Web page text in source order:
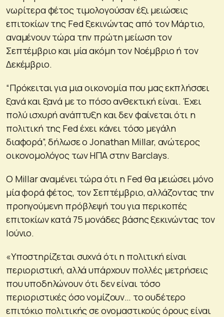
νωρίτερα φέτος τιμολογούσαν έξι μειώσεις
επιτοκίων της Fed ξεκινώντας από τον Μάρτιο,
αναμένουν τώρα την πρώτη μείωση τον
Σεπτέμβριο και μία ακόμη τον Νοέμβριο ή τον
Δεκέμβριο.
“Πρόκειται για μια οικονομία που μας εκπλήσσει
ξανά και ξανά με το πόσο ανθεκτική είναι. Έχει
πολύ ισχυρή ανάπτυξη και δεν φαίνεται ότι η
πολιτική της Fed έχει κάνει τόσο μεγάλη
διαφορά”, δήλωσε ο Jonathan Millar, ανώτερος
οικονομολόγος των ΗΠΑ στην Barclays.
Ο Millar αναμένει τώρα ότι η Fed θα μειώσει μόνο
μία φορά φέτος, τον Σεπτέμβριο, αλλάζοντας την
προηγούμενη πρόβλεψή του για περικοπές
επιτοκίων κατά 75 μονάδες βάσης ξεκινώντας τον
Ιούνιο.
«Υποστηρίζεται συχνά ότι η πολιτική είναι
περιοριστική, αλλά υπάρχουν πολλές μετρήσεις
που υποδηλώνουν ότι δεν είναι τόσο
περιοριστικές όσο νομίζουν… το ουδέτερο
επιτόκιο πολιτικής σε ονομαστικούς όρους είναι